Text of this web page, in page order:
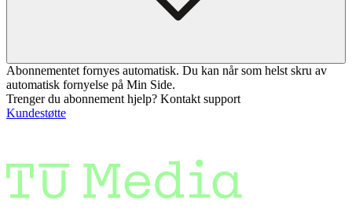
Abonnementet fornyes automatisk. Du kan når som helst skru av
automatisk fornyelse på Min Side.
Trenger du abonnement hjelp? Kontakt support
Kundestøtte